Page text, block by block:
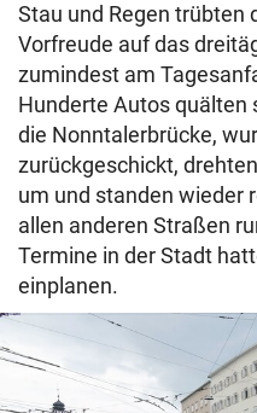
Stau und Regen trübten
Vorfreude auf das
zumindest am
Hunderte Autos quälten
die Nonntalerbrücke,
zurückgeschickt,
um und standen wieder
allen anderen Straßen
Termine in der Stadt
einplanen.